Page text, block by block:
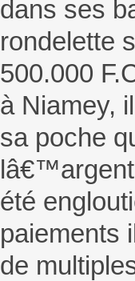
dans ses
rondelette
500.000
à Niamey,
sa poche
été
paiements
de